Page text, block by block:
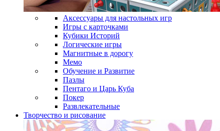
Аксессуары для настольных игр
Игры с карточками
Кубики Историй
Логические игры
Магнитные в дорогу
Мемо
Обучение и Развитие
Пазлы
Пентаго и Царь Куба
Покер
Развлекательные
Творчество и рисование